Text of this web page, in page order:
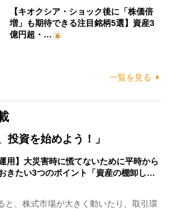
【キオクシア・ショック後に「株価倍
増」も期待できる注目銘柄5選】資産3
億円超・…
一覧を見る
投資を始めよう！」
運用】大災害時に慌てないために平時から
きたい3つのポイント「資産の棚卸し…
、株式市場が大きく動いたり、取引環